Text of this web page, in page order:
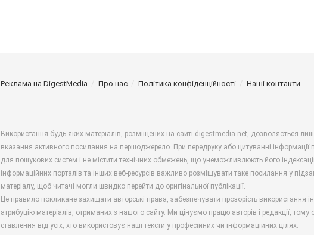
Реклама на DigestMedia Про нас Політика конфіденційності Наші контакти
Використання будь-яких матеріалів, розміщених на сайті digestmedia.net, дозволяється
вказання активного посилання на першоджерело. При передруку або цитуванні інформації
для пошукових систем і не містити технічних обмежень, що унеможливлюють його
інформаційних порталів та інших веб-ресурсів важливо розміщувати таке посилання у
матеріалу, щоб читачі могли швидко перейти до оригінальної публікації.
Це правило покликане захищати авторські права, забезпечувати прозорість використання
атрибуцію матеріалів, отриманих з нашого сайту. Ми цінуємо працю авторів і редакції, тому
ставлення від усіх, хто використовує наші тексти у професійних чи інформаційних цілях.